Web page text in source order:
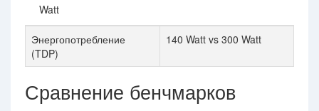
Watt
Энергопотребление
(TDP)
140 Watt vs 300 Watt
Сравнение бенчмарков